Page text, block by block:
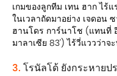
เกมของลูกทีม เทน ฮาก ไร้
ในเวลาถัดมาอย่าง เจดอน
ฮานโดร การ์นาโช (แทนที่
มาลาเซีย 83') ไร้วี่แววว่าจ
3. โรนัลโด้ ยังกระหายป